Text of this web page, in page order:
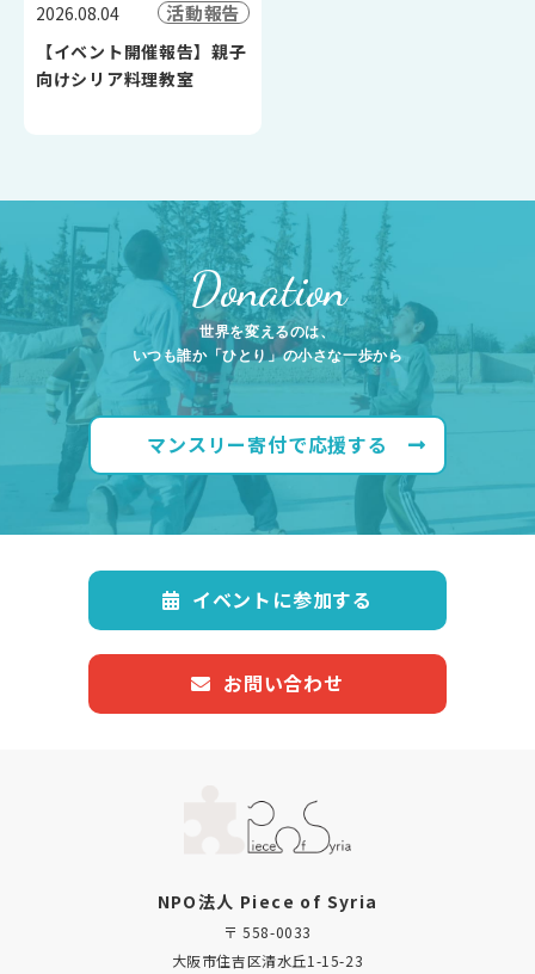
2026.08.04 活動報告
【イベント開催報告】親子
向けシリア料理教室
Donation
世界を変えるのは、
いつも誰か「ひとり」の小さな一歩から
マンスリー寄付で応援する
イベントに参加する
お問い合わせ
NPO法人 Piece of Syria
〒 558-0033
大阪市住吉区清水丘1-15-23